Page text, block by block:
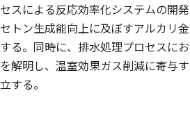
セスによる反応効率化システムの開
セトン生成能向上に及ぼすアルカリ
する。同時に、排水処理プロセスに
を解明し、温室効果ガス削減に寄与
立する。